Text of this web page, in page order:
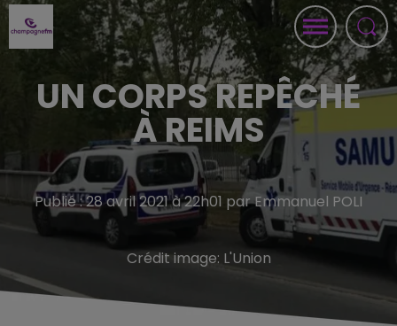
UN CORPS REPÊCHÉ
À REIMS
Publié : 28 avril 2021 à 22h01 par Emmanuel POLI
Crédit image: L'Union